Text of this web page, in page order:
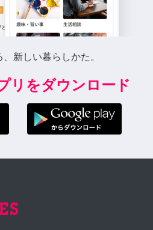
新しい暮らしかた。
リをダウンロード